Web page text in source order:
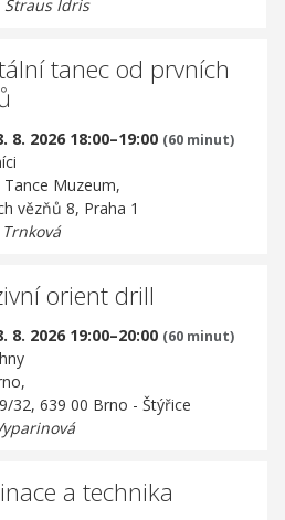
Štraus Idris
tanec od prvních
8. 2026 18:00–19:00 (60 minut)
Muzeum,
vězňů 8, Praha 1
orient drill
8. 2026 19:00–20:00 (60 minut)
32, 639 00 Brno - Štýřice
a technika